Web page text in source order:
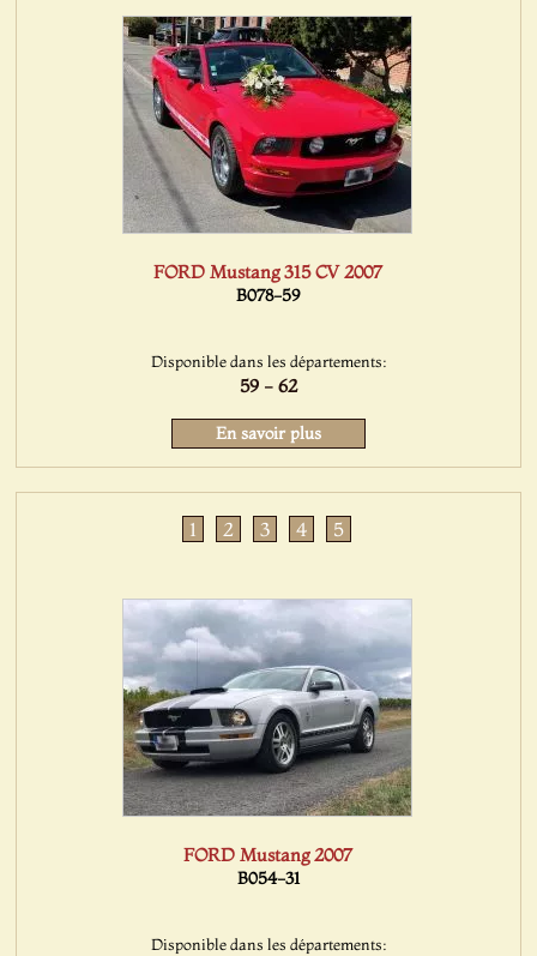
FORD Mustang 315 CV 2007
B078-59
Disponible dans les départements:
59 - 62
En savoir plus
1 2 3 4 5
FORD Mustang 2007
B054-31
Disponible dans les départements: